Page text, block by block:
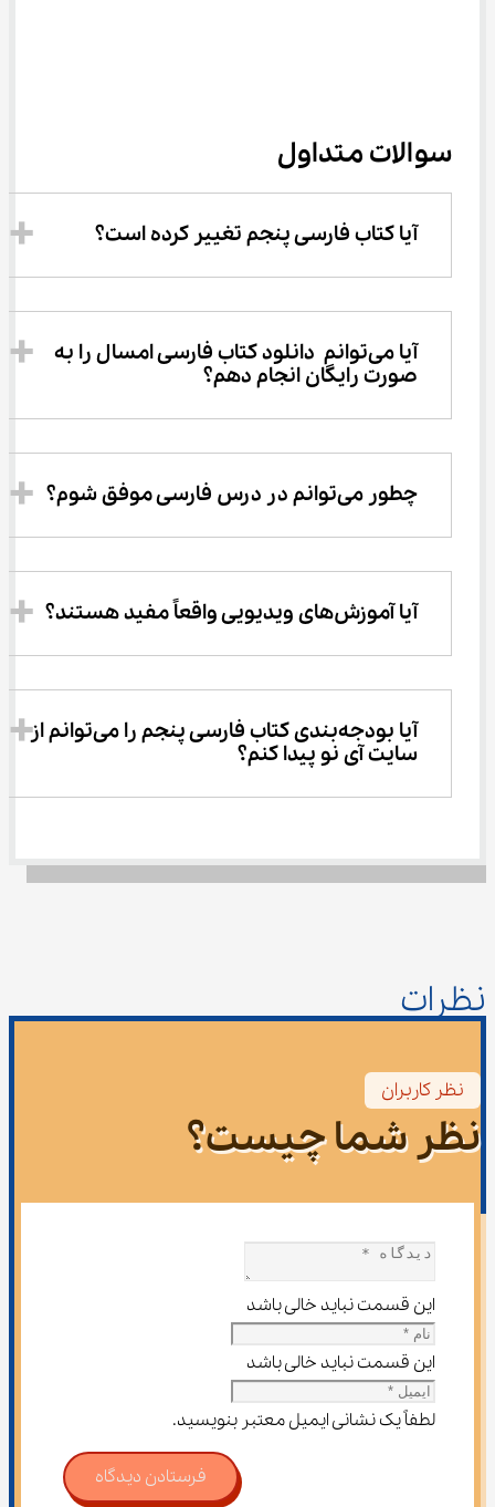
سوالات متداول
آیا کتاب فارسی پنجم تغییر کرده است؟
آیا می‌توانم  دانلود کتاب فارسی امسال را به
صورت رایگان انجام دهم؟
چطور می‌توانم در درس فارسی موفق شوم؟
آیا آموزش‌های ویدیویی واقعاً مفید هستند؟
آیا بودجه‌بندی کتاب فارسی پنجم را می‌توانم از
سایت آی نو پیدا کنم؟
نظرات
نظر کاربران
نظر شما چیست؟
این قسمت نباید خالی باشد
این قسمت نباید خالی باشد
لطفاً یک نشانی ایمیل معتبر بنویسید.
فرستادن دیدگاه